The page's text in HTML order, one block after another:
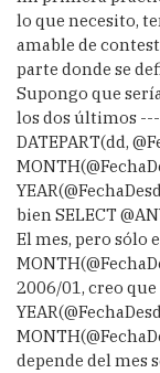
    SELECT @NDiaSemana = DATENAME(dw, @FechaDe
    INSERT INTO PAnalisys.dbo.DIM_TIEMPO
    (
        FechaSK,
        Fecha,
        Año,
        Trimestre,
        Mes,
        Semana,
        Dia,
        DiaSemana,
        NTrimestre,
        NMes,
        NMes3L,
        NSemana,
        NDia,
        NDiaSemana
lo que necesito,
amable de
parte donde se
Supongo que
los dos últimos
DATEPART(dd,
bien SELECT
El mes, pero sólo
2006/01, creo que
depende del mes